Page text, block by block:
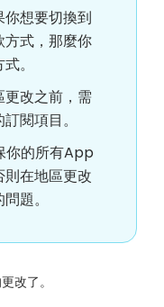
想要切換到
方式，那麼你
。
改之前，需
閱項目。
你的所有App
在地區更改
題。
改了。